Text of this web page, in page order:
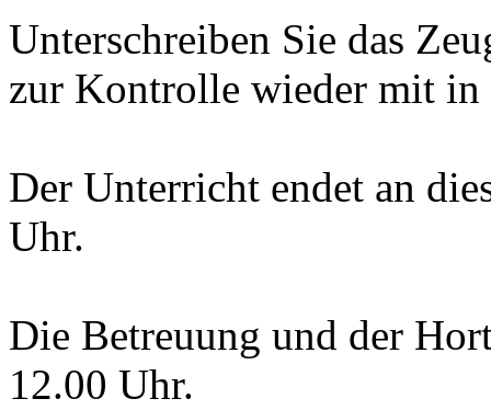
Unterschreiben Sie das
zur Kontrolle wieder mit in
Der Unterricht endet an
Uhr.
Die Betreuung und der
12.00 Uhr.